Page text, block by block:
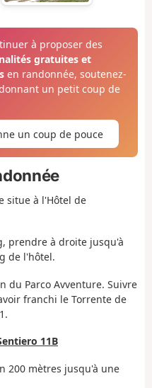
à proposer des
gratuites et
en randonnée, soutenez-
un petit coup de
un coup de pouce
situe à l'Hôtel de
prendre à droite jusqu'à
de l'hôtel.
du Parco Avventure. Suivre
franchi le Torrente de
11B
200 mètres jusqu'à une